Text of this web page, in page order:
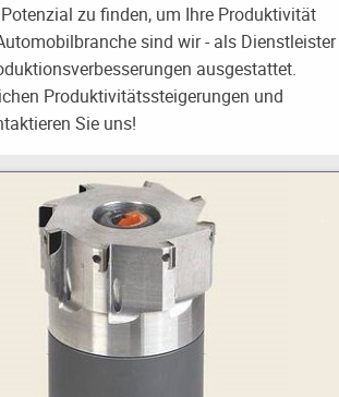
zu finden, um Ihre Produktivität
sind wir - als Dienstleister
ausgestattet.
Produktivitätssteigerungen und
Sie uns!